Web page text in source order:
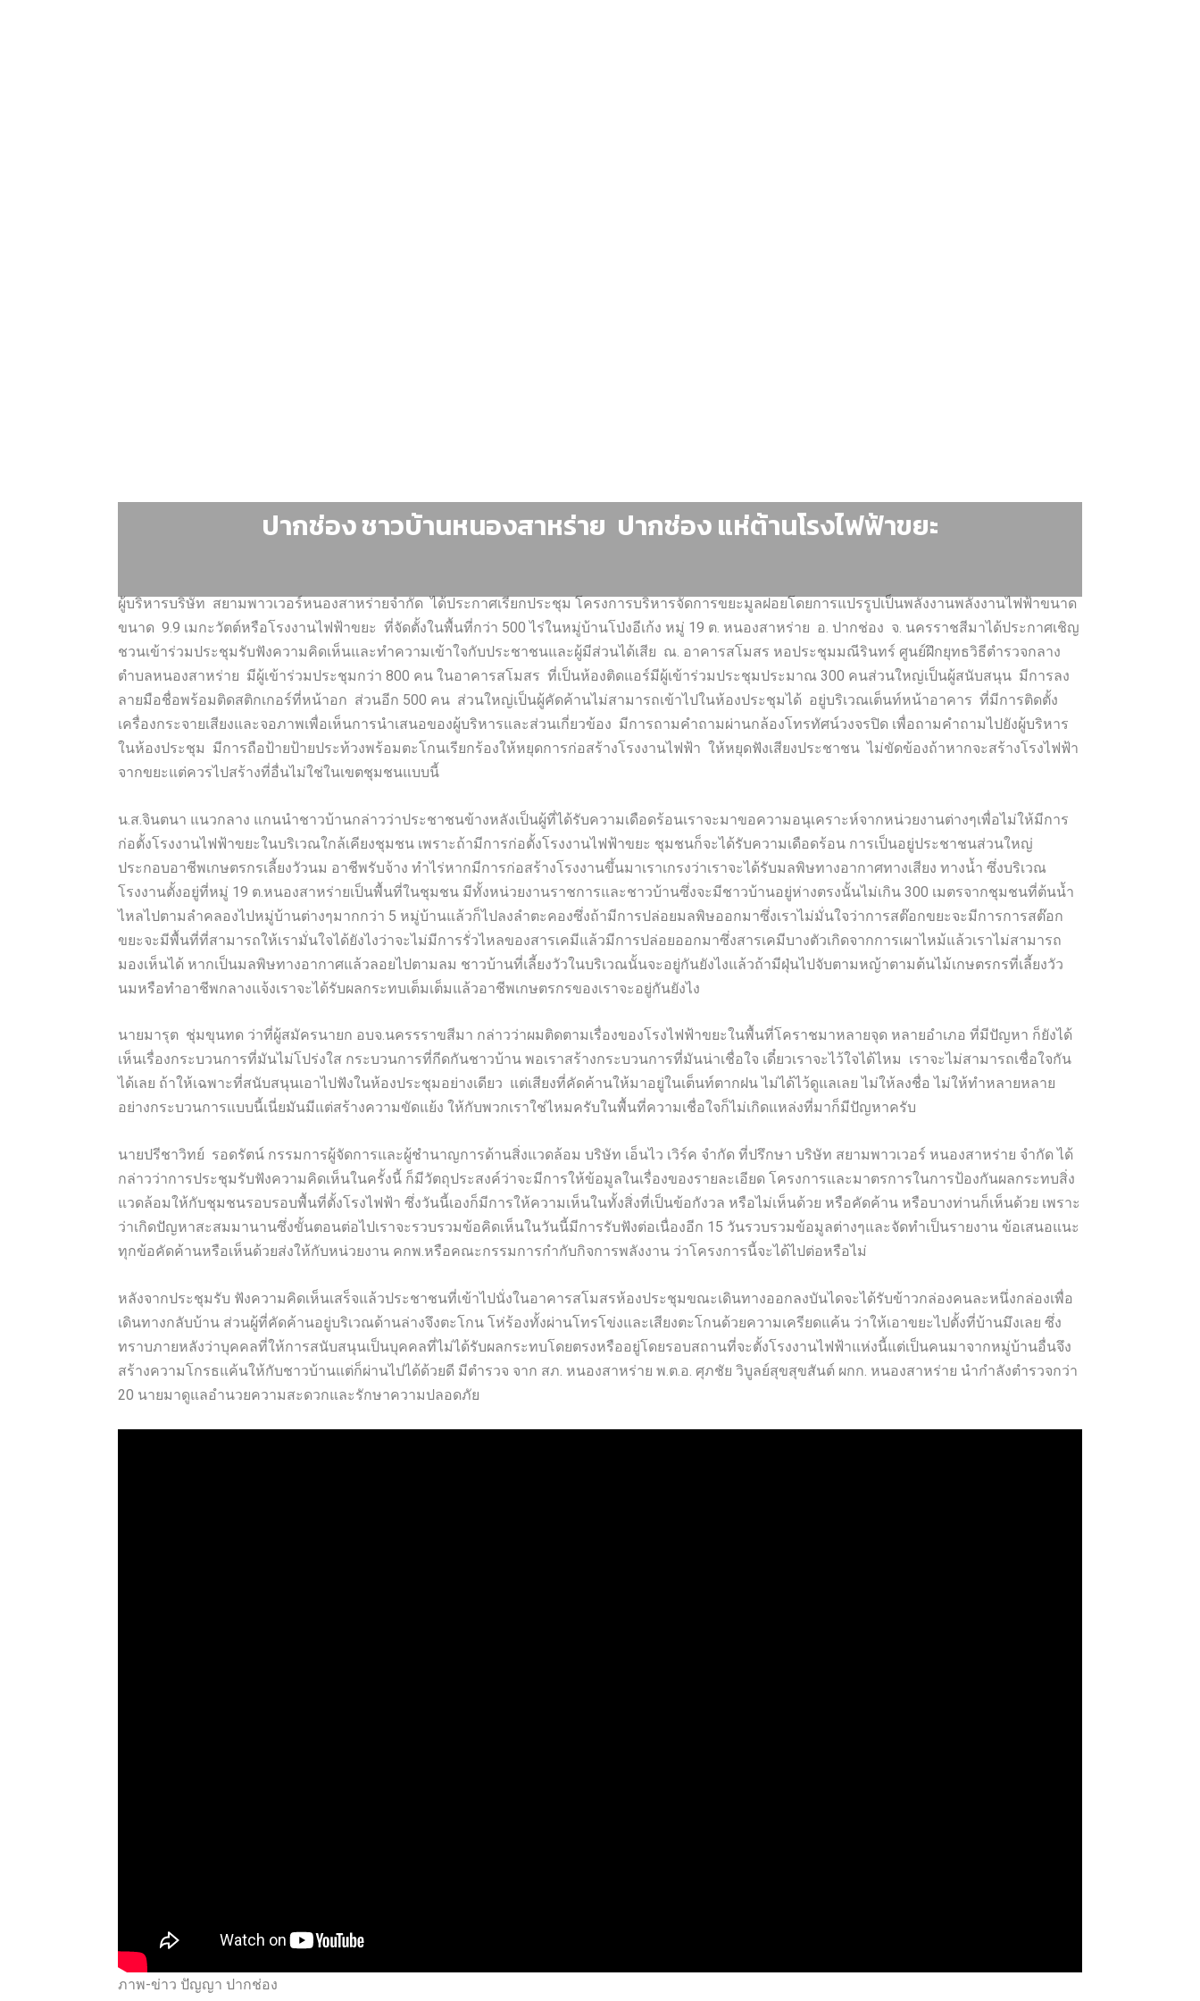
ปากช่อง ชาวบ้านหนองสาหร่าย ปากช่อง แห่ต้านโรงไฟฟ้าขยะ
ผู้บริหารบริษัท สยามพาวเวอร์หนองสาหร่ายจำกัด ได้ประกาศเรียกประชุม โครงการบริหารจัดการขยะมูลฝอยโดยการแปรรูปเป็นพลังงานพลังงานไฟฟ้าขนาด
ขนาด 9.9 เมกะวัตต์หรือโรงงานไฟฟ้าขยะ ที่จัดตั้งในพื้นที่กว่า 500 ไร่ในหมู่บ้านโป่งอีเก้ง หมู่ 19 ต. หนองสาหร่าย อ. ปากช่อง จ. นครราชสีมาได้ประกาศเชิญ
ชวนเข้าร่วมประชุมรับฟังความคิดเห็นและทำความเข้าใจกับประชาชนและผู้มีส่วนได้เสีย ณ. อาคารสโมสร หอประชุมมณีรินทร์ ศูนย์ฝึกยุทธวิธีตำรวจกลาง
ตำบลหนองสาหร่าย มีผู้เข้าร่วมประชุมกว่า 800 คน ในอาคารสโมสร ที่เป็นห้องติดแอร์มีผู้เข้าร่วมประชุมประมาณ 300 คนส่วนใหญ่เป็นผู้สนับสนุน มีการลง
ลายมือชื่อพร้อมติดสติกเกอร์ที่หน้าอก ส่วนอีก 500 คน ส่วนใหญ่เป็นผู้คัดค้านไม่สามารถเข้าไปในห้องประชุมได้ อยู่บริเวณเต็นท์หน้าอาคาร ที่มีการติดตั้ง
เครื่องกระจายเสียงและจอภาพเพื่อเห็นการนำเสนอของผู้บริหารและส่วนเกี่ยวข้อง มีการถามคำถามผ่านกล้องโทรทัศน์วงจรปิด เพื่อถามคำถามไปยังผู้บริหาร
ในห้องประชุม มีการถือป้ายป้ายประท้วงพร้อมตะโกนเรียกร้องให้หยุดการก่อสร้างโรงงานไฟฟ้า ให้หยุดฟังเสียงประชาชน ไม่ขัดข้องถ้าหากจะสร้างโรงไฟฟ้า
จากขยะแต่ควรไปสร้างที่อื่นไม่ใช่ในเขตชุมชนแบบนี้
น.ส.จินตนา แนวกลาง แกนนำชาวบ้านกล่าวว่าประชาชนข้างหลังเป็นผู้ที่ได้รับความเดือดร้อนเราจะมาขอความอนุเคราะห์จากหน่วยงานต่างๆเพื่อไม่ให้มีการ
ก่อตั้งโรงงานไฟฟ้าขยะในบริเวณใกล้เคียงชุมชน เพราะถ้ามีการก่อตั้งโรงงานไฟฟ้าขยะ ชุมชนก็จะได้รับความเดือดร้อน การเป็นอยู่ประชาชนส่วนใหญ่
ประกอบอาชีพเกษตรกรเลี้ยงวัวนม อาชีพรับจ้าง ทำไร่หากมีการก่อสร้างโรงงานขึ้นมาเราเกรงว่าเราจะได้รับมลพิษทางอากาศทางเสียง ทางน้ำ ซึ่งบริเวณ
โรงงานตั้งอยู่ที่หมู่ 19 ต.หนองสาหร่ายเป็นพื้นที่ในชุมชน มีทั้งหน่วยงานราชการและชาวบ้านซึ่งจะมีชาวบ้านอยู่ห่างตรงนั้นไม่เกิน 300 เมตรจากชุมชนที่ต้นน้ำ
ไหลไปตามลำคลองไปหมู่บ้านต่างๆมากกว่า 5 หมู่บ้านแล้วก็ไปลงลำตะคองซึ่งถ้ามีการปล่อยมลพิษออกมาซึ่งเราไม่มั่นใจว่าการสต๊อกขยะจะมีการการสต๊อก
ขยะจะมีพื้นที่ที่สามารถให้เรามั่นใจได้ยังไงว่าจะไม่มีการรั่วไหลของสารเคมีแล้วมีการปล่อยออกมาซึ่งสารเคมีบางตัวเกิดจากการเผาไหม้แล้วเราไม่สามารถ
มองเห็นได้ หากเป็นมลพิษทางอากาศแล้วลอยไปตามลม ชาวบ้านที่เลี้ยงวัวในบริเวณนั้นจะอยู่กันยังไงแล้วถ้ามีฝุ่นไปจับตามหญ้าตามต้นไม้เกษตรกรที่เลี้ยงวัว
นมหรือทำอาชีพกลางแจ้งเราจะได้รับผลกระทบเต็มเต็มแล้วอาชีพเกษตรกรของเราจะอยู่กันยังไง
นายมารุต ชุ่มขุนทด ว่าที่ผู้สมัครนายก อบจ.นครรราขสีมา กล่าวว่าผมติดตามเรื่องของโรงไฟฟ้าขยะในพื้นที่โคราชมาหลายจุด หลายอำเภอ ที่มีปัญหา ก็ยังได้
เห็นเรื่องกระบวนการที่มันไม่โปร่งใส กระบวนการที่กีดกันชาวบ้าน พอเราสร้างกระบวนการที่มันน่าเชื่อใจ เดี๋ยวเราจะไว้ใจได้ไหม เราจะไม่สามารถเชื่อใจกัน
ได้เลย ถ้าให้เฉพาะที่สนับสนุนเอาไปฟังในห้องประชุมอย่างเดียว แต่เสียงที่คัดค้านให้มาอยู่ในเต็นท์ตากฝน ไม่ได้ไว้ดูแลเลย ไม่ให้ลงชื่อ ไม่ให้ทำหลายหลาย
อย่างกระบวนการแบบนี้เนี่ยมันมีแต่สร้างความขัดแย้ง ให้กับพวกเราใช่ไหมครับในพื้นที่ความเชื่อใจก็ไม่เกิดแหล่งที่มาก็มีปัญหาครับ
นายปรีชาวิทย์ รอดรัตน์ กรรมการผู้จัดการและผู้ชำนาญการด้านสิ่งแวดล้อม บริษัท เอ็นไว เวิร์ค จำกัด ที่ปรึกษา บริษัท สยามพาวเวอร์ หนองสาหร่าย จำกัด ได้
กล่าวว่าการประชุมรับฟังความคิดเห็นในครั้งนี้ ก็มีวัตถุประสงค์ว่าจะมีการให้ข้อมูลในเรื่องของรายละเอียด โครงการและมาตรการในการป้องกันผลกระทบสิ่ง
แวดล้อมให้กับชุมชนรอบรอบพื้นที่ตั้งโรงไฟฟ้า ซึ่งวันนี้เองก็มีการให้ความเห็นในทั้งสิ่งที่เป็นข้อกังวล หรือไม่เห็นด้วย หรือคัดค้าน หรือบางท่านก็เห็นด้วย เพราะ
ว่าเกิดปัญหาสะสมมานานซึ่งขั้นตอนต่อไปเราจะรวบรวมข้อคิดเห็นในวันนี้มีการรับฟังต่อเนื่องอีก 15 วันรวบรวมข้อมูลต่างๆและจัดทำเป็นรายงาน ข้อเสนอแนะ
ทุกข้อคัดค้านหรือเห็นด้วยส่งให้กับหน่วยงาน คกพ.หรือคณะกรรมการกำกับกิจการพลังงาน ว่าโครงการนี้จะได้ไปต่อหรือไม่
หลังจากประชุมรับ ฟังความคิดเห็นเสร็จแล้วประชาชนที่เข้าไปนั่งในอาคารสโมสรห้องประชุมขณะเดินทางออกลงบันไดจะได้รับข้าวกล่องคนละหนึ่งกล่องเพื่อ
เดินทางกลับบ้าน ส่วนผู้ที่คัดค้านอยู่บริเวณด้านล่างจึงตะโกน โห่ร้องทั้งผ่านโทรโข่งและเสียงตะโกนด้วยความเครียดแค้น ว่าให้เอาขยะไปตั้งที่บ้านมึงเลย ซึ่ง
ทราบภายหลังว่าบุคคลที่ให้การสนับสนุนเป็นบุคคลที่ไม่ได้รับผลกระทบโดยตรงหรืออยู่โดยรอบสถานที่จะตั้งโรงงานไฟฟ้าแห่งนี้แต่เป็นคนมาจากหมู่บ้านอื่นจึง
สร้างความโกรธแค้นให้กับชาวบ้านแต่ก็ผ่านไปได้ด้วยดี มีตำรวจ จาก สภ. หนองสาหร่าย พ.ต.อ. ศุภชัย วิบูลย์สุขสุขสันต์ ผกก. หนองสาหร่าย นำกำลังตำรวจกว่า
20 นายมาดูแลอำนวยความสะดวกและรักษาความปลอดภัย
ภาพ-ข่าว ปัญญา ปากช่อง